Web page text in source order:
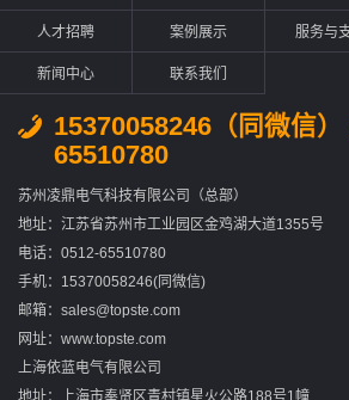
人才招聘 案例展示 服务与
新闻中心 联系我们
15370058246（同微信
65510780
苏州凌鼎电气科技有限公司（总部）
地址：江苏省苏州市工业园区金鸡湖大道1355号
电话：0512-65510780
手机：15370058246(同微信)
邮箱：sales@topste.com
网址：www.topste.com
上海依蓝电气有限公司
地址：上海市奉贤区青村镇星火公路188号1幢